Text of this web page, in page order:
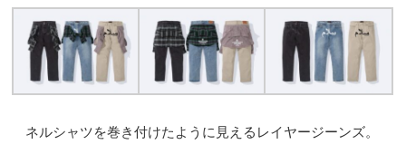
ネルシャツを巻き付けたように見えるレイヤージーンズ。